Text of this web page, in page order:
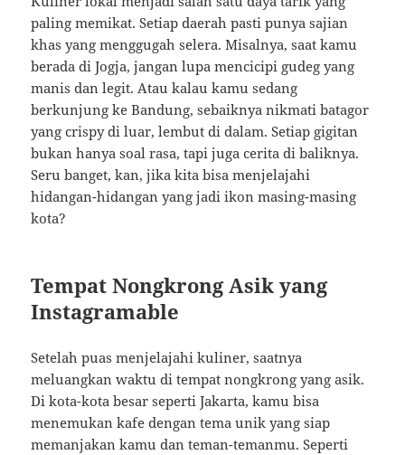
paling memikat. Setiap daerah pasti punya sajian
khas yang menggugah selera. Misalnya, saat kamu
berada di Jogja, jangan lupa mencicipi gudeg yang
manis dan legit. Atau kalau kamu sedang
berkunjung ke Bandung, sebaiknya nikmati batagor
yang crispy di luar, lembut di dalam. Setiap gigitan
bukan hanya soal rasa, tapi juga cerita di baliknya.
Seru banget, kan, jika kita bisa menjelajahi
hidangan-hidangan yang jadi ikon masing-masing
kota?
Tempat Nongkrong Asik yang
Instagramable
Setelah puas menjelajahi kuliner, saatnya
meluangkan waktu di tempat nongkrong yang asik.
Di kota-kota besar seperti Jakarta, kamu bisa
menemukan kafe dengan tema unik yang siap
memanjakan kamu dan teman-temanmu. Seperti